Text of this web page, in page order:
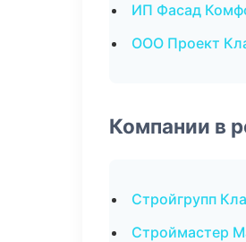
ИП Фасад
ООО Проект
Компании в
Стройгрупп
Строймастер